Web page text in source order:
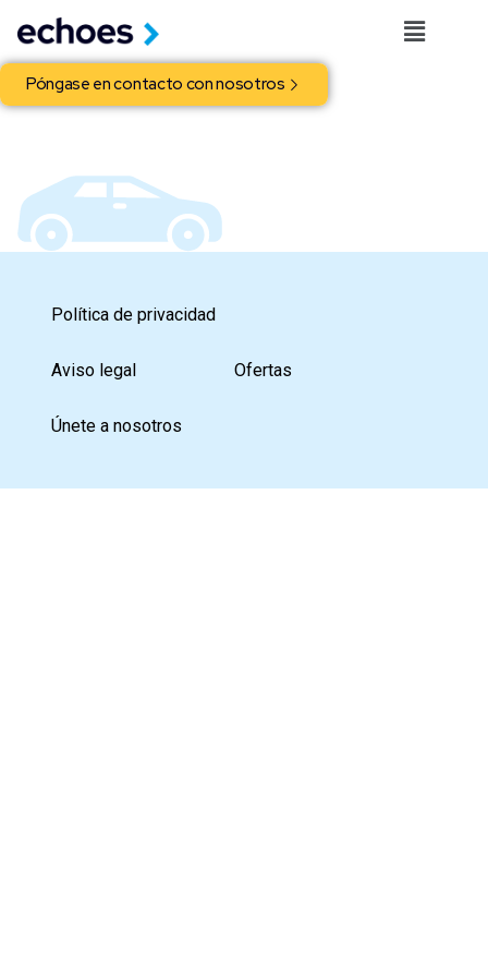
Póngase en contacto con nosotros
Política de privacidad
Aviso legal Ofertas
Únete a nosotros